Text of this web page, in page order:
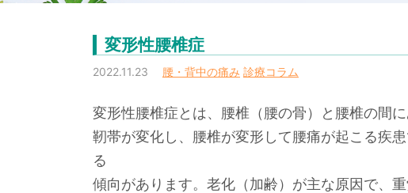
変形性腰椎症
2022.11.23 腰・背中の痛み 診療コラム
変形性腰椎症とは、腰椎（腰の骨）と腰椎の間
靭帯が変化し、腰椎が変形して腰痛が起こる疾
る
傾向があります。老化（加齢）が主な原因で、